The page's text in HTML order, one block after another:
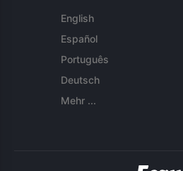
English
Español
Português
Deutsch
Mehr ...